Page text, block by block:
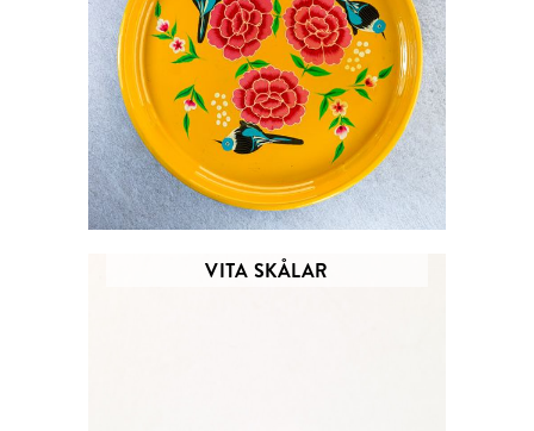
VITA SKÅLAR